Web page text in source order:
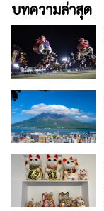
บทความล่าสุด